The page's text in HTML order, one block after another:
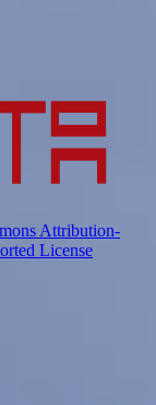
Attribution-
License